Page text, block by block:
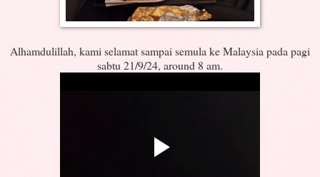
Alhamdulillah, kami selamat sampai semula ke Malaysia pada pagi
sabtu 21/9/24, around 8 am.